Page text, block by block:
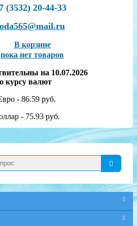
(3532) 20-44-33
В корзине
пока нет товаров
на 10.07.2026
курсу валют
- 86.59 руб.
- 75.93 руб.